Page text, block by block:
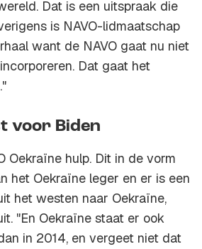
Dat is een uitspraak die
is NAVO-lidmaatschap
want de NAVO gaat nu niet
Dat gaat het
voor Biden
Oekraïne hulp. Dit in de vorm
het Oekraïne leger en er is een
het westen naar Oekraïne,
"En Oekraïne staat er ook
in 2014, en vergeet niet dat